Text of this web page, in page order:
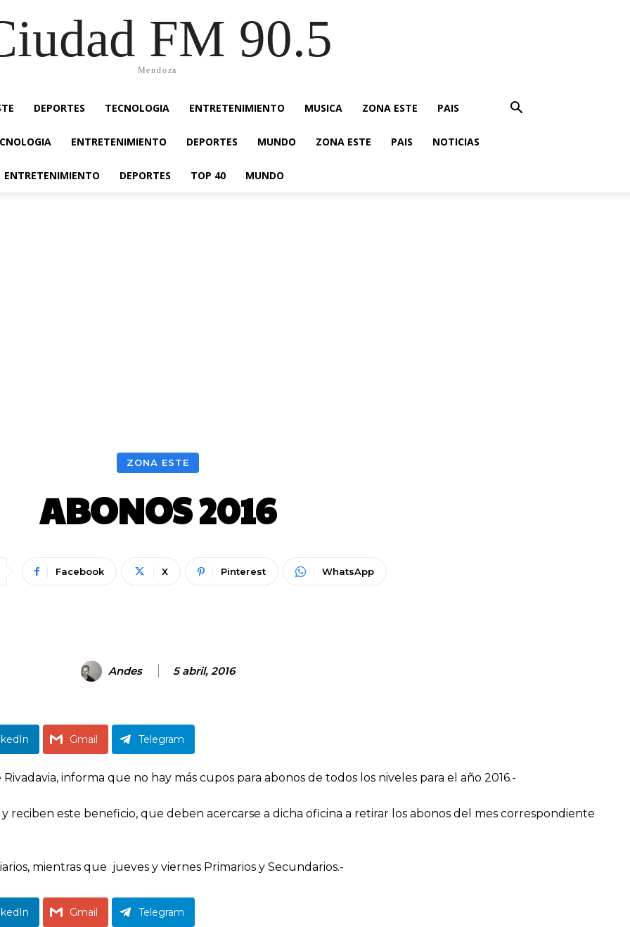
FM 90.5
Mendoza
DEPORTES TECNOLOGIA ENTRETENIMIENTO MUSICA ZONA ESTE PAIS
ENTRETENIMIENTO DEPORTES MUNDO ZONA ESTE PAIS NOTICIAS
ENTRETENIMIENTO DEPORTES TOP 40 MUNDO
ZONA ESTE
ABONOS 2016
Facebook X Pinterest WhatsApp
Andes 5 abril, 2016
Gmail Telegram
informa que no hay más cupos para abonos de todos los niveles para el año 2016.-
reciben este beneficio, que deben acercarse a dicha oficina a retirar los abonos del mes correspondiente
mientras que jueves y viernes Primarios y Secundarios.-
Gmail Telegram